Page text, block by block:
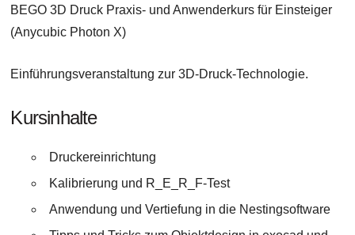
BEGO 3D Druck Praxis- und Anwenderkurs für Einsteiger
(Anycubic Photon X)
Einführungsveranstaltung zur 3D-Druck-Technologie.
Kursinhalte
Druckereinrichtung
Kalibrierung und R_E_R_F-Test
Anwendung und Vertiefung in die Nestingsoftware